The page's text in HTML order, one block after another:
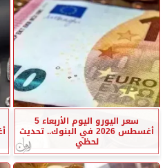
سعر اليورو اليوم الأربعاء 5
أغسطس 2026 في البنوك.. تحديث
لحظي